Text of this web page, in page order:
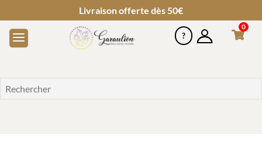
Livraison offerte dès 50€
0